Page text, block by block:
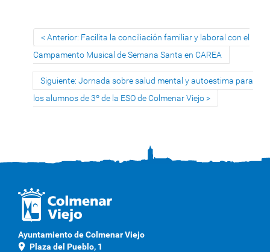
Anterior: Facilita la conciliación familiar y laboral con el
Campamento Musical de Semana Santa en CAREA
Siguiente: Jornada sobre salud mental y autoestima para
los alumnos de 3º de la ESO de Colmenar Viejo
Ayuntamiento de Colmenar Viejo
location_on Plaza del Pueblo, 1